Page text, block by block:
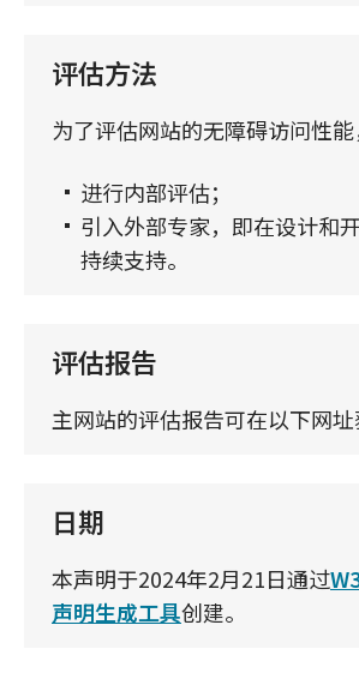
评估方法
为了评估网站的无障碍访问性能
进行内部评估；
引入外部专家，即在设计和
持续支持。
评估报告
主网站的评估报告可在以下网址
日期
本声明于2024年2月21日通过
声明生成工具创建。